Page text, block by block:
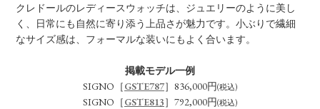
クレドールのレディースウォッチは、ジュエリーのように美し
く、日常にも自然に寄り添う上品さが魅力です。小ぶりで繊細
なサイズ感は、フォーマルな装いにもよく合います。
掲載モデル一例
SIGNO［GSTE787］836,000円(税込)
SIGNO［GSTE813］792,000円(税込)